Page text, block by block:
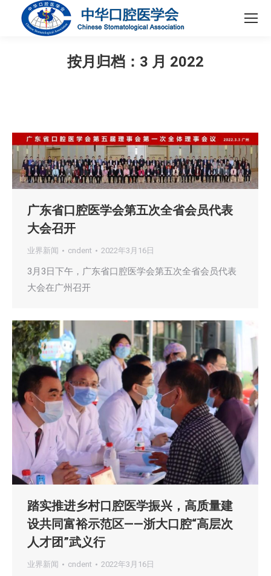
按月归档： 3 月 2022
广东省口腔医学会第五次全省会员代表
大会召开
业界新闻 cndent 2022年3月16日
3月3日下午，广东省口腔医学会第五次全省会员代表
大会在广州召开
踏实推进乡村口腔医学振兴，高质量建
设共同富裕示范区——浙大口腔“高层次
人才团”武义行
业界新闻 cndent 2022年3月16日